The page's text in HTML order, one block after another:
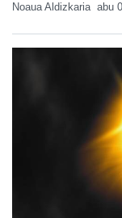
Noaua Aldizkaria abu